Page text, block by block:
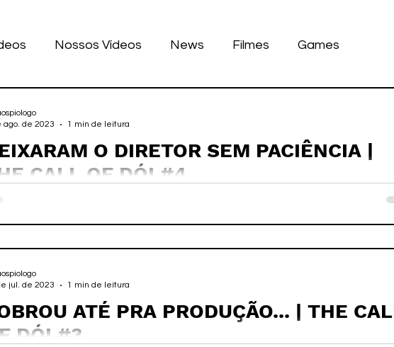
Nossos Vídeos News Filmes Games
BILE gamesO DIRETOR SEM PACIÊNCIA |
CALL OF DÓI #4
ago. de 2023
1 min de leitura
ATÉ PRA PRODUÇÃO... | THE
DÓI #3
jul. de 2023
1 min de leitura